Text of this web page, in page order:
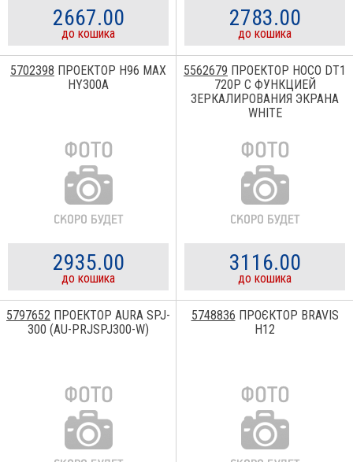
2667.00
до кошика
2783.00
до кошика
5702398 ПРОЕКТОР H96 MAX
HY300A
2935.00
до кошика
5562679 ПРОЕКТОР HOCO DT1
720P С ФУНКЦИЕЙ
ЗЕРКАЛИРОВАНИЯ ЭКРАНА
WHITE
3116.00
до кошика
5797652 ПРОЕКТОР AURA SPJ-
300 (AU-PRJSPJ300-W)
5748836 ПРОЄКТОР BRAVIS
H12